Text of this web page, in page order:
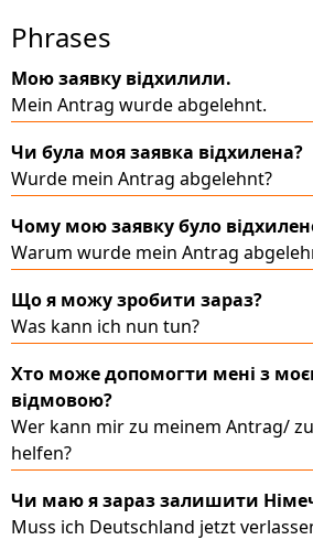
Phrases
Мою заявку відхилили.
Mein Antrag wurde abgelehnt.
Чи була моя заявка відхилена?
Wurde mein Antrag abgelehnt?
Чому мою заявку було
Warum wurde mein Antrag
Що я можу зробити зараз?
Was kann ich nun tun?
Хто може допомогти мені з
відмовою?
Wer kann mir zu meinem Antrag/
helfen?
Чи маю я зараз залишити
Muss ich Deutschland jetzt